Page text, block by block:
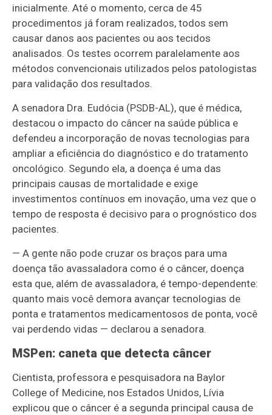
inicialmente. Até o momento, cerca de 45
procedimentos já foram realizados, todos sem
causar danos aos pacientes ou aos tecidos
analisados. Os testes ocorrem paralelamente aos
métodos convencionais utilizados pelos patologistas
para validação dos resultados.
A senadora Dra. Eudócia (PSDB-AL), que é médica,
destacou o impacto do câncer na saúde pública e
defendeu a incorporação de novas tecnologias para
ampliar a eficiência do diagnóstico e do tratamento
oncológico. Segundo ela, a doença é uma das
principais causas de mortalidade e exige
investimentos contínuos em inovação, uma vez que o
tempo de resposta é decisivo para o prognóstico dos
pacientes.
— A gente não pode cruzar os braços para uma
doença tão avassaladora como é o câncer, doença
esta que, além de avassaladora, é tempo-dependente:
quanto mais você demora avançar tecnologias de
ponta e tratamentos medicamentosos de ponta, você
vai perdendo vidas — declarou a senadora.
MSPen: caneta que detecta câncer
Cientista, professora e pesquisadora na Baylor
College of Medicine, nos Estados Unidos, Lívia
explicou que o câncer é a segunda principal causa de